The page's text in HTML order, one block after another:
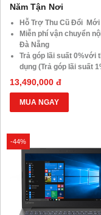
Năm Tận Nơi
Hỗ Trợ Thu Cũ Đổi Mới
Miễn phí vận chuyển
Đà Nẵng
Trả góp lãi suất 0%với
dụng (Trả góp lãi suất
HDsaison - chỉ cần
BLX hoặc hộ khẩu gốc )
Giảm 20%khi nâng cấp
SSD
khách hàng ở xa,
10.000 Voucher Giảm
Giá 500.000đ
13,490,000 đ
MUA NGAY
-44%